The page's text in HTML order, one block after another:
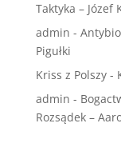
Taktyka – Józef
admin -
Pigułki
Kriss z Polszy-
admin -
Rozsądek –